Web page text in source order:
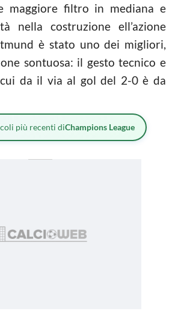
maggiore filtro in mediana e
nella costruzione ell’azione
è stato uno dei migliori,
sontuosa: il gesto tecnico e
da il via al gol del 2-0 è da
più recenti diChampions League